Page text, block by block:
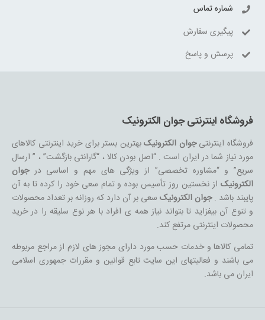
شماره تماس
پیگیری سفارش
پرسش و پاسخ
فروشگاه اینترنتی جوان الکترونیک
فروشگاه اینترنتیجوان الکترونیکبهترین بستر برای خرید اینترنتی کالاهای
مورد نیاز شما در ایران است . “اصل بودن کالا ، “گارانتی بازگشت” ، ” ارسال
سریع” و “مشاوره تخصصی” از ویژگی های مهم و اساسی درجوان
الکترونیکاز نخستین روز تأسیس بوده و تمام سعی خود را کرده تا به آن
پایبند باشد .جوان الکترونیکسعی بر آن دارد که روزانه بر تعداد محصولات
و تنوع آن بیفزاید تا بتواند نیاز همه ی افراد با هر نوع سلیقه را در خرید
محصولات اینترنتی مرتفع کند.
تمامی کالاها و خدمات حسب مورد دارای مجوز های لازم از مراجع مربوطه
می باشند و فعالیتهای این سایت تابع قوانین و مقررات جمهوری اسلامی
ایران می باشد.